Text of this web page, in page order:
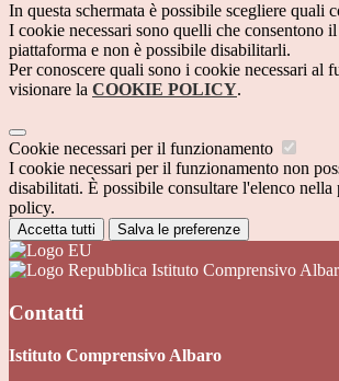
In questa schermata è possibile scegliere quali
I cookie necessari sono quelli che consentono
piattaforma e non è possibile disabilitarli.
Per conoscere quali sono i cookie necessari al
visionare la COOKIE POLICY.
Cookie necessari per il funzionamento
I cookie necessari per il funzionamento non
disabilitati. È possibile consultare l'elenco nella
policy.
Accetta tutti Salva le preferenze
Istituto Comprensivo
Contatti
Istituto Comprensivo Albaro